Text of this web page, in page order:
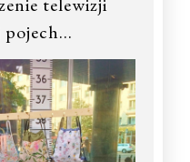
telewizji
pojech…